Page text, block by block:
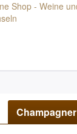
Champagner